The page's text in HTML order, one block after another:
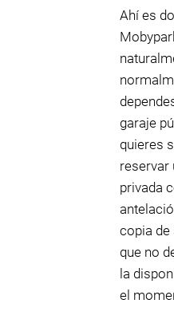
Ahí es
garaje
quieres
reservar
privada
copia de
que no
la
el